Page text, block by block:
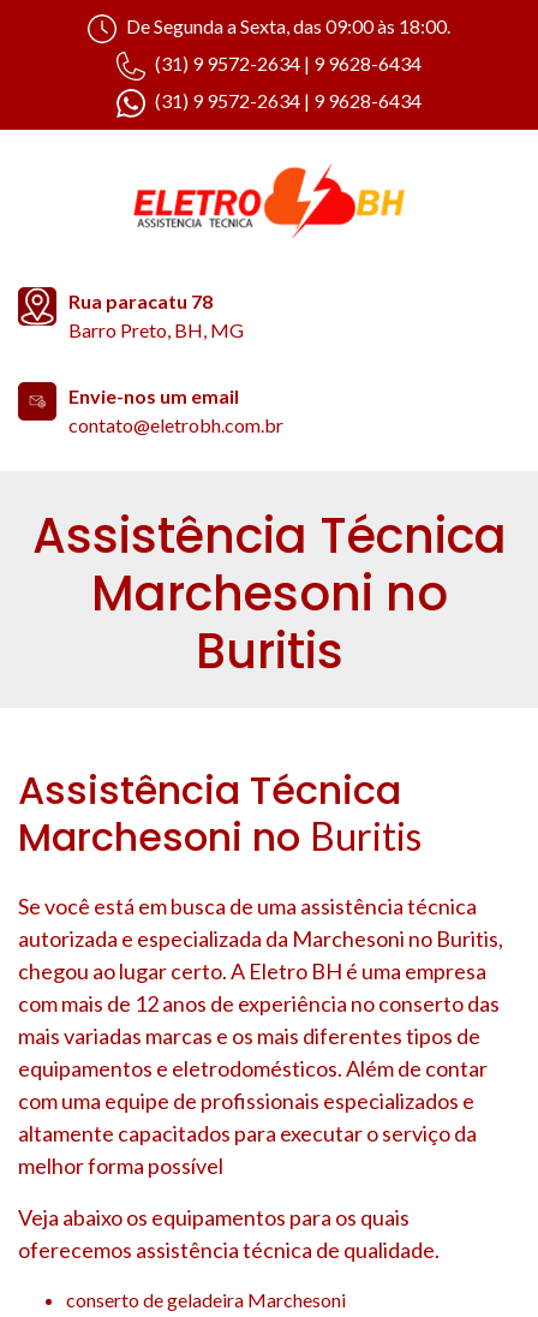
De Segunda a Sexta, das 09:00 às 18:00.
(31) 9 9572-2634 | 9 9628-6434
(31) 9 9572-2634 | 9 9628-6434
Rua paracatu 78
Barro Preto, BH, MG
Envie-nos um email
contato@eletrobh.com.br
Assistência Técnica
Marchesoni no
Buritis
Assistência Técnica
Marchesoni no Buritis
Se você está em busca de uma assistência técnica
autorizada e especializada da Marchesoni no Buritis,
chegou ao lugar certo. A Eletro BH é uma empresa
com mais de 12 anos de experiência no conserto das
mais variadas marcas e os mais diferentes tipos de
equipamentos e eletrodomésticos. Além de contar
com uma equipe de profissionais especializados e
altamente capacitados para executar o serviço da
melhor forma possível
Veja abaixo os equipamentos para os quais
oferecemos assistência técnica de qualidade.
conserto de geladeira Marchesoni